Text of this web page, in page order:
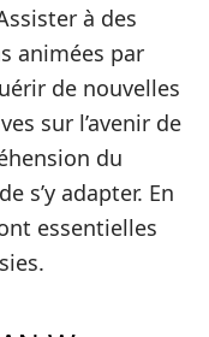
à des
animées par
de nouvelles
sur l’avenir de
du
s’y adapter. En
essentielles